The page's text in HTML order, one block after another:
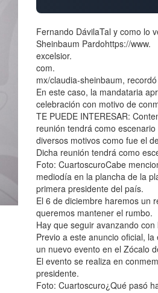
Fernando DávilaTal y como lo
Sheinbaum Pardohttps://www.
excelsior.
com.
mx/claudia-sheinbaum,
En este caso, la mandataria
celebración con motivo de
TE PUEDE INTERESAR:
reunión tendrá como
diversos motivos como fue el
Dicha reunión tendrá como
Foto: CuartoscuroCabe
mediodía en la plancha de la
primera presidente del país.
El 6 de diciembre haremos un
queremos mantener el rumbo.
Hay que seguir avanzando
Previo a este anuncio oficial,
un nuevo evento en el Zócalo
El evento se realiza en
presidente.
Foto: Cuartoscuro¿Qué pasó